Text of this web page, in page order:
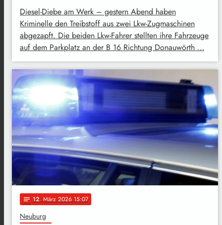
Diesel-Diebe am Werk – gestern Abend haben
Kriminelle den Treibstoff aus zwei Lkw-Zugmaschinen
abgezapft. Die beiden Lkw-Fahrer stellten ihre Fahrzeuge
auf dem Parkplatz an der B 16 Richtung Donauwörth …
notes 12. März 2026 15:07
Neuburg